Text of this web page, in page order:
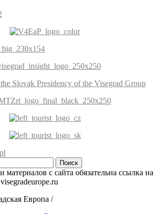
с сайта обязательна ссылка на
Европа /